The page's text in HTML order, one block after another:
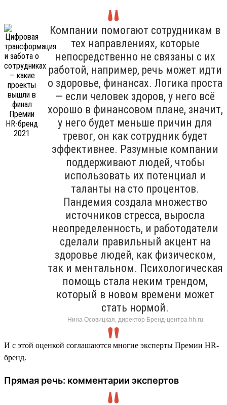
Компании помогают сотрудникам в
тех направлениях, которые
непосредственно не связаны с их
работой, например, речь может идти
о здоровье, финансах. Логика проста
— если человек здоров, у него всё
хорошо в финансовом плане, значит,
у него будет меньше причин для
тревог, он как сотрудник будет
эффективнее. Разумные компании
поддерживают людей, чтобы
использовать их потенциал и
таланты на сто процентов.
Пандемия создала множество
источников стресса, выросла
неопределенность, и работодатели
сделали правильный акцент на
здоровье людей, как физическом,
так и ментальном. Психологическая
помощь стала неким трендом,
который в новом времени может
стать нормой.
Нина Осовицкая, директор Бренд-центра hh.ru
И с этой оценкой соглашаются многие эксперты Премии HR-
бренд.
Прямая речь: комментарии экспертов